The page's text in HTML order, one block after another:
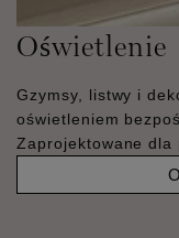
Oświetlenie
Gzymsy, listwy i
oświetleniem
Zaprojektowane dla